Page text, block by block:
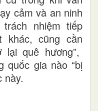
cảm và an ninh
nhiệm tiếp
khác, cũng cần
lại quê hương”,
quốc gia nào “bị
này.